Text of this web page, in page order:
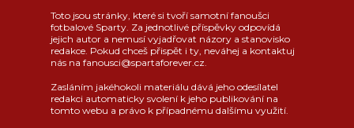
Toto jsou stránky, které si tvoří samotní fanoušci
fotbalové Sparty. Za jednotlivé příspěvky odpovídá
jejich autor a nemusí vyjadřovat názory a stanovisko
redakce. Pokud chceš přispět i ty, neváhej a kontaktuj
nás na fanousci@spartaforever.cz.
Zasláním jakéhokoli materiálu dává jeho odesílatel
redakci automaticky svolení k jeho publikování na
tomto webu a právo k případnému dalšímu využití.